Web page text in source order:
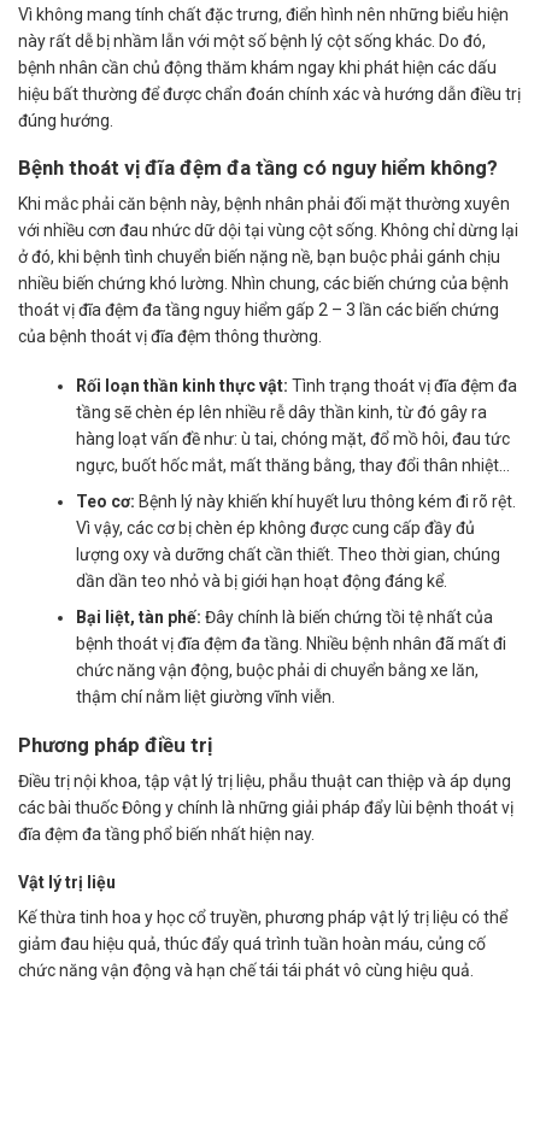
Vì không mang tính chất đặc trưng, điển hình nên những biểu hiện
này rất dễ bị nhầm lẫn với một số bệnh lý cột sống khác. Do đó,
bệnh nhân cần chủ động thăm khám ngay khi phát hiện các dấu
hiệu bất thường để được chẩn đoán chính xác và hướng dẫn điều trị
đúng hướng.
Bệnh thoát vị đĩa đệm đa tầng có nguy hiểm không?
Khi mắc phải căn bệnh này, bệnh nhân phải đối mặt thường xuyên
với nhiều cơn đau nhức dữ dội tại vùng cột sống. Không chỉ dừng lại
ở đó, khi bệnh tình chuyển biến nặng nề, bạn buộc phải gánh chịu
nhiều biến chứng khó lường. Nhìn chung, các biến chứng của bệnh
thoát vị đĩa đệm đa tầng nguy hiểm gấp 2 – 3 lần các biến chứng
của bệnh thoát vị đĩa đệm thông thường.
Rối loạn thần kinh thực vật: Tình trạng thoát vị đĩa đệm đa
tầng sẽ chèn ép lên nhiều rễ dây thần kinh, từ đó gây ra
hàng loạt vấn đề như: ù tai, chóng mặt, đổ mồ hôi, đau tức
ngực, buốt hốc mắt, mất thăng bằng, thay đổi thân nhiệt…
Teo cơ: Bệnh lý này khiến khí huyết lưu thông kém đi rõ rệt.
Vì vậy, các cơ bị chèn ép không được cung cấp đầy đủ
lượng oxy và dưỡng chất cần thiết. Theo thời gian, chúng
dần dần teo nhỏ và bị giới hạn hoạt động đáng kể.
Bại liệt, tàn phế: Đây chính là biến chứng tồi tệ nhất của
bệnh thoát vị đĩa đệm đa tầng. Nhiều bệnh nhân đã mất đi
chức năng vận động, buộc phải di chuyển bằng xe lăn,
thậm chí nằm liệt giường vĩnh viễn.
Phương pháp điều trị
Điều trị nội khoa, tập vật lý trị liệu, phẫu thuật can thiệp và áp dụng
các bài thuốc Đông y chính là những giải pháp đẩy lùi bệnh thoát vị
đĩa đệm đa tầng phổ biến nhất hiện nay.
Vật lý trị liệu
Kế thừa tinh hoa y học cổ truyền, phương pháp vật lý trị liệu có thể
giảm đau hiệu quả, thúc đẩy quá trình tuần hoàn máu, củng cố
chức năng vận động và hạn chế tái tái phát vô cùng hiệu quả.